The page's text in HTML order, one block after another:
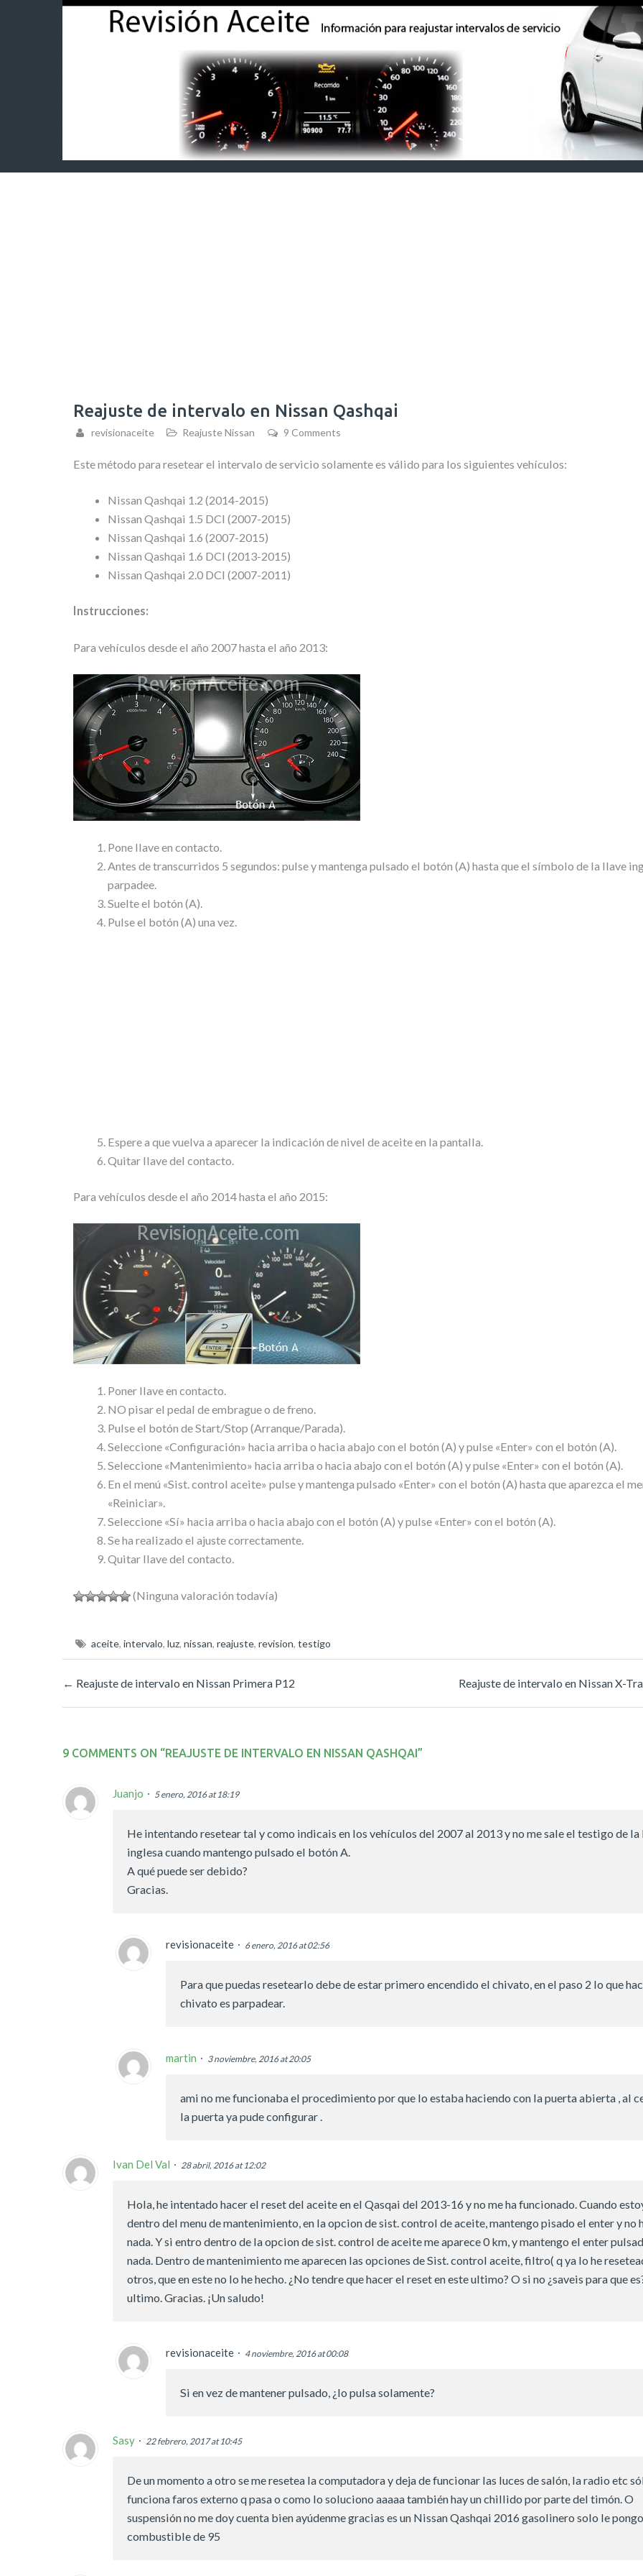
Reajuste de intervalo en Nissan Qashqai
revisionaceite Reajuste Nissan 9 Comments
Este método para resetear el intervalo de servicio solamente es válido para los siguientes vehículos:
Nissan Qashqai 1.2 (2014-2015)
Nissan Qashqai 1.5 DCI (2007-2015)
Nissan Qashqai 1.6 (2007-2015)
Nissan Qashqai 1.6 DCI (2013-2015)
Nissan Qashqai 2.0 DCI (2007-2011)
Instrucciones:
Para vehículos desde el año 2007 hasta el año 2013:
Pone llave en contacto.
Antes de transcurridos 5 segundos: pulse y mantenga pulsado el botón (A) hasta que el símbolo de la llave
parpadee.
Suelte el botón (A).
Pulse el botón (A) una vez.
Espere a que vuelva a aparecer la indicación de nivel de aceite en la pantalla.
Quitar llave del contacto.
Para vehículos desde el año 2014 hasta el año 2015:
Poner llave en contacto.
NO pisar el pedal de embrague o de freno.
Pulse el botón de Start/Stop (Arranque/Parada).
Seleccione «Configuración» hacia arriba o hacia abajo con el botón (A) y pulse «Enter» con el botón (A).
Seleccione «Mantenimiento» hacia arriba o hacia abajo con el botón (A) y pulse «Enter» con el botón (A).
En el menú «Sist. control aceite» pulse y mantenga pulsado «Enter» con el botón (A) hasta que aparezca el
«Reiniciar».
Seleccione «Sí» hacia arriba o hacia abajo con el botón (A) y pulse «Enter» con el botón (A).
Se ha realizado el ajuste correctamente.
Quitar llave del contacto.
(Ninguna valoración todavía)
aceite, intervalo, luz, nissan, reajuste, revision, testigo
← Reajuste de intervalo en Nissan Primera P12 Reajuste de intervalo en Nissan X-
9 COMMENTS ON “REAJUSTE DE INTERVALO EN NISSAN QASHQAI”
Juanjo 5 enero, 2016 at 18:19
He intentando resetear tal y como indicais en los vehículos del 2007 al 2013 y no me sale el testigo de la
inglesa cuando mantengo pulsado el botón A.
A qué puede ser debido?
Gracias.
revisionaceite 6 enero, 2016 at 02:56
Para que puedas resetearlo debe de estar primero encendido el chivato, en el paso 2 lo que
chivato es parpadear.
martin 3 noviembre, 2016 at 20:05
ami no me funcionaba el procedimiento por que lo estaba haciendo con la puerta abierta , al
la puerta ya pude configurar .
Ivan Del Val 28 abril, 2016 at 12:02
Hola, he intentado hacer el reset del aceite en el Qasqai del 2013-16 y no me ha funcionado. Cuando
dentro del menu de mantenimiento, en la opcion de sist. control de aceite, mantengo pisado el enter y no
nada. Y si entro dentro de la opcion de sist. control de aceite me aparece 0 km, y mantengo el enter
nada. Dentro de mantenimiento me aparecen las opciones de Sist. control aceite, filtro( q ya lo he
otros, que en este no lo he hecho. ¿No tendre que hacer el reset en este ultimo? O si no ¿saveis para que
ultimo. Gracias. ¡Un saludo!
revisionaceite 4 noviembre, 2016 at 00:08
Si en vez de mantener pulsado, ¿lo pulsa solamente?
Sasy 22 febrero, 2017 at 10:45
De un momento a otro se me resetea la computadora y deja de funcionar las luces de salón, la radio etc
funciona faros externo q pasa o como lo soluciono aaaaa también hay un chillido por parte del timón. O
suspensión no me doy cuenta bien ayúdenme gracias es un Nissan Qashqai 2016 gasolinero solo le pongo
combustible de 95